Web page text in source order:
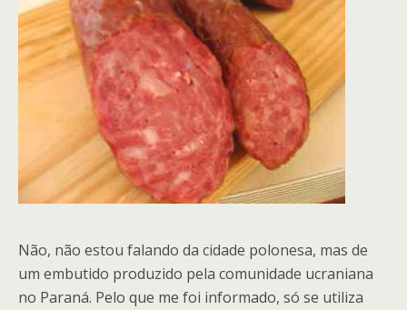
Não, não estou falando da cidade polonesa, mas de
um embutido produzido pela comunidade ucraniana
no Paraná. Pelo que me foi informado, só se utiliza